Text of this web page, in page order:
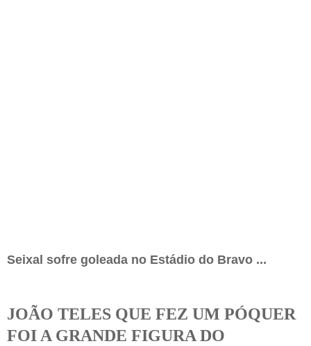
Seixal sofre goleada no Estádio do Bravo ...
JOÃO TELES QUE FEZ UM PÓQUER
FOI A GRANDE FIGURA DO